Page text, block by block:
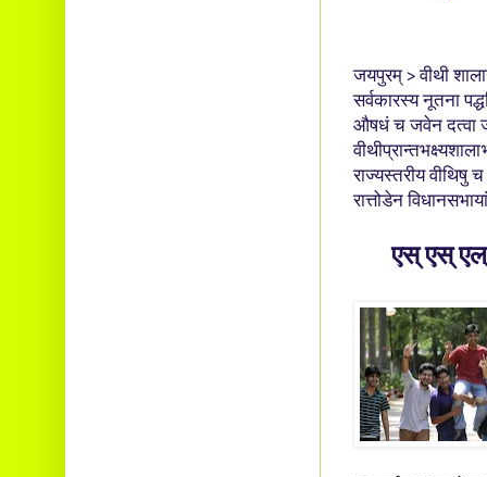
जयपुरम् > वीथी
सर्वकारस्य नूतना
औषधं च जवेन दत्वा
राज्यस्तरीय वीथिषु
रात्तोडेन
एस् एस् एल्